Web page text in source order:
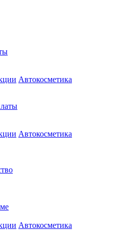
Автокосметика
Автокосметика
Автокосметика